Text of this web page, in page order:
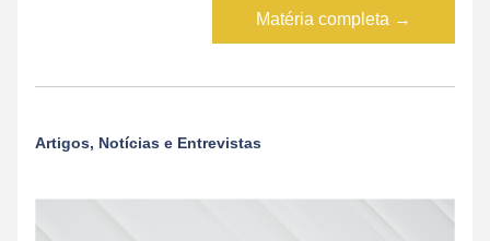
Matéria completa →
Artigos, Notícias e Entrevistas